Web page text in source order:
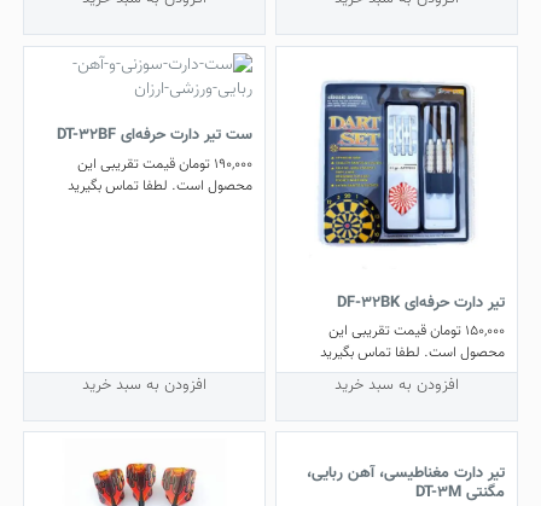
تیر دارت حرفه‌ای DF-32BK
150,000 تومانقیمت تقریبی این
محصول است. لطفا تماس بگیرید
افزودن به سبد خرید
ست تیر دارت حرفه‌ای DT-32BF
190,000 تومانقیمت تقریبی این
محصول است. لطفا تماس بگیرید
افزودن به سبد خرید
تیر دارت مغناطیسی، آهن ربایی،
مگنتی DT-3M